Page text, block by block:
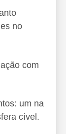
no
com
um na
cível.